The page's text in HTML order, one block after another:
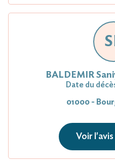
BALDEMIR
Date du
01000 -
Voir